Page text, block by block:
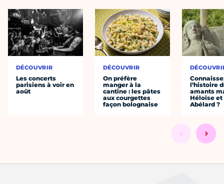
DÉCOUVRIR
Les concerts
parisiens à voir en
août
DÉCOUVRIR
On préfère
manger à la
cantine : les pâtes
aux courgettes
façon bolognaise
l’histoire
amants
Héloïse et
Abélard ?